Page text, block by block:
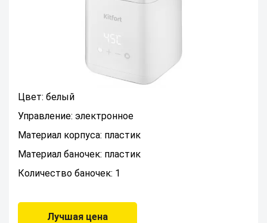
Цвет: белый
Управление: электронное
Материал корпуса: пластик
Материал баночек: пластик
Количество баночек: 1
Лучшая цена